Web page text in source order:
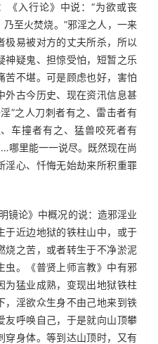
入行论》中说：“为欲或丧
至火焚烧。”邪淫之人，一来
极易被对方的丈夫所杀，所以
神疑鬼、担惊受怕，短暂之乐
苦不堪。可是顾虑也好，害怕
外古今历史、现在资汛信息甚
”之人刀刺者有之、雷击者有
车撞者有之、猛兽咬死者有
哪里能一一说尽。既然现在尚
淫心、忏悔无始劫来所积重罪
论》中概况的说：造邪淫业
于近边地狱的铁柱山中，或于
烧之苦，或者转生于不净淤泥
虫。《普贤上师言教》中有邪
为猛业成熟，变现出地狱铁柱
，淫欲众生身不由己地来到铁
友呼唤自己，于是就向山顶攀
穿身体。等到达山顶时，又有